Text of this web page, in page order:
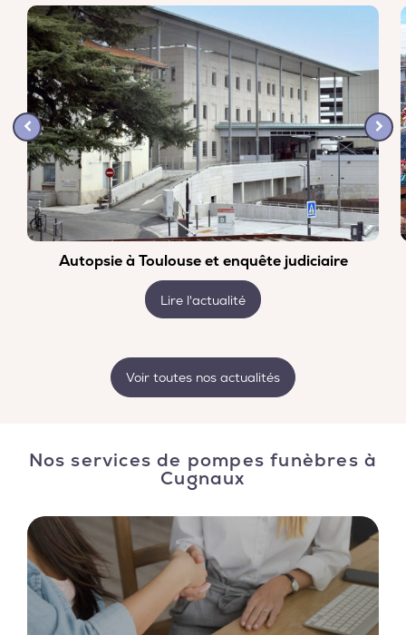
Voir toutes nos actualités
Autopsie à Toulouse et enquête judiciaire
Lire l'actualité
Nos services de pompes funèbres à
Cugnaux